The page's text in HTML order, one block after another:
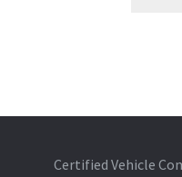
Certified Vehicle